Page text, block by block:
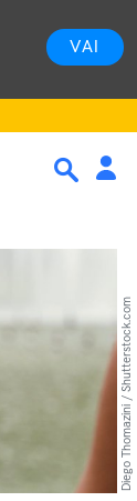
VAI
Diego Thomazini / Shutterstock.com